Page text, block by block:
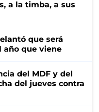
a la timba, a sus
que será
año que viene
del MDF y del
del jueves contra